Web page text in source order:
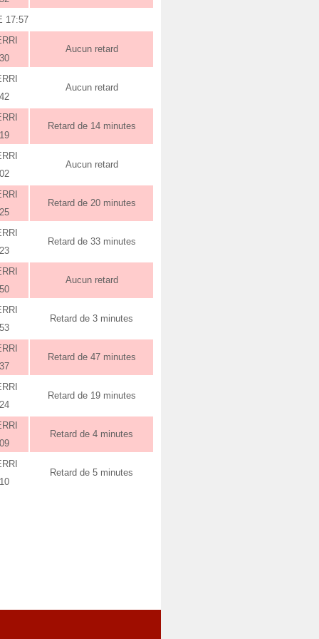
17:57
Aucun retard
Aucun retard
Retard de 14 minutes
Aucun retard
Retard de 20 minutes
Retard de 33 minutes
Aucun retard
Retard de 3 minutes
Retard de 47 minutes
Retard de 19 minutes
Retard de 4 minutes
Retard de 5 minutes